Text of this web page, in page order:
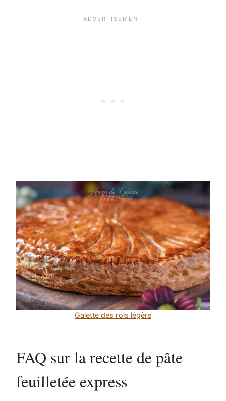
Galette des rois légère
FAQ sur la recette de pâte
feuilletée express